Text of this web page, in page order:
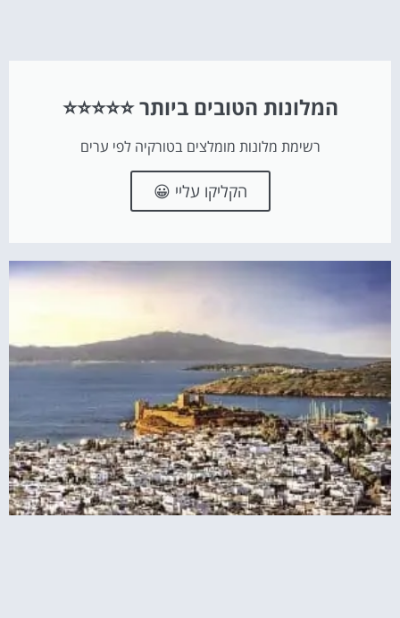
המלונות הטובים ביותר ⭐⭐⭐⭐⭐
רשימת מלונות מומלצים בטורקיה לפי ערים
הקליקו עליי 😀